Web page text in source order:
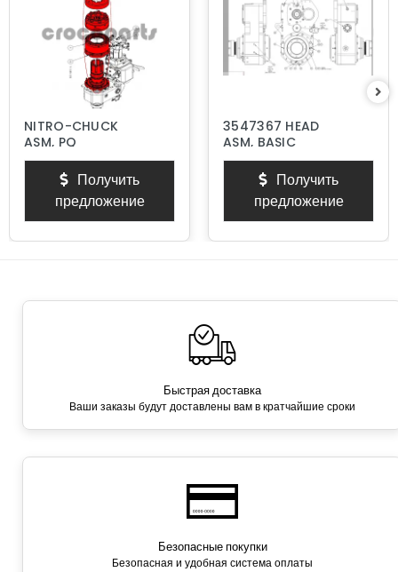
NITRO-CHUCK
ASM, PQ
Получить
предложение
3547367 HEAD
ASM, BASIC
Получить
предложение
Быстрая доставка
Ваши заказы будут доставлены вам в кратчайшие сроки
Безопасные покупки
Безопасная и удобная система оплаты